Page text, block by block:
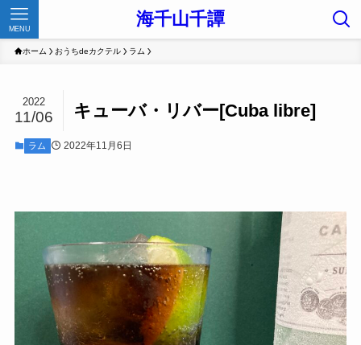
海千山千譚
MENU
ホーム おうちdeカクテル ラム
キューバ・リバー[Cuba libre]
2022
11/06
ラム 2022年11月6日